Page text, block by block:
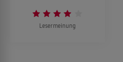
Lesermeinung